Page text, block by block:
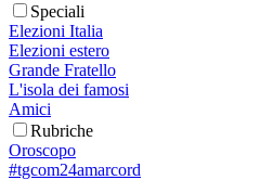
Speciali
Elezioni Italia
Elezioni estero
Grande Fratello
L'isola dei famosi
Amici
Rubriche
Oroscopo
#tgcom24amarcord